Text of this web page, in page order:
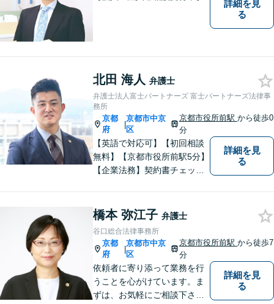
詳細を見
る
北田 海人 弁護士
弁護士法人富士パートナーズ 富士パートナーズ法律事
務所
京都
府
|
京都市中京
区
京都市役所前駅から徒歩0
分
【英語で対応可】【初回相談
無料】【京都市役所前駅5分】
【企業法務】契約書チェッ
導、フリーランス・スタート
アップ支援など、幅広いご相
談に対応【税務訴訟】税務調
査対応、タックスプランニン
グなど。
詳細を見
る
橋本 弥江子 弁護士
谷口総合法律事務所
京都
府
|
京都市中京
区
京都市役所前駅から徒歩7
分
依頼者に寄り添って業務を行
うことを心がけています。ま
ずは、お気軽にご相談下さ
詳細を見
る